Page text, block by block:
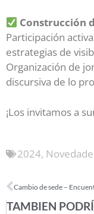
Construcción
Participación
estrategias de
Organización de
discursiva de lo
¡Los invitamos a
2024,
TAMBIEN